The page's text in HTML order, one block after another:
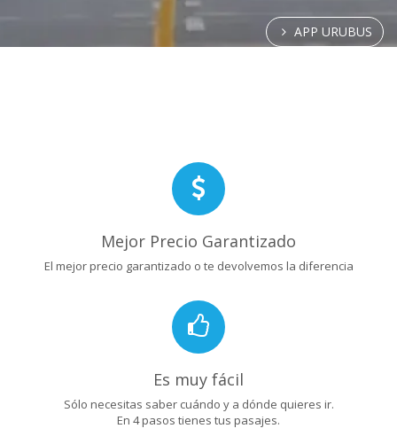
APP URUBUS
Mejor Precio Garantizado
El mejor precio garantizado o te devolvemos la diferencia
Es muy fácil
Sólo necesitas saber cuándo y a dónde quieres ir.
En 4 pasos tienes tus pasajes.